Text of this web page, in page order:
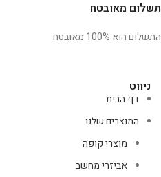
תשלום מאובטח
התשלום הוא 100% מאובטח
ניווט
דף הבית
המוצרים שלנו
מוצרי קופה
אביזרי מחשב